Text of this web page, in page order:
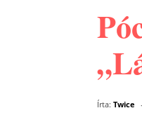
Írta: Twice